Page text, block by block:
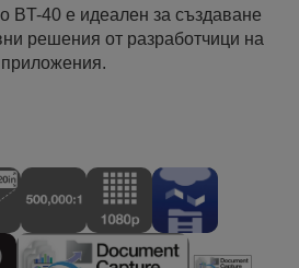
BT-40 е идеален за създаване
решения от разработчици на
приложения.